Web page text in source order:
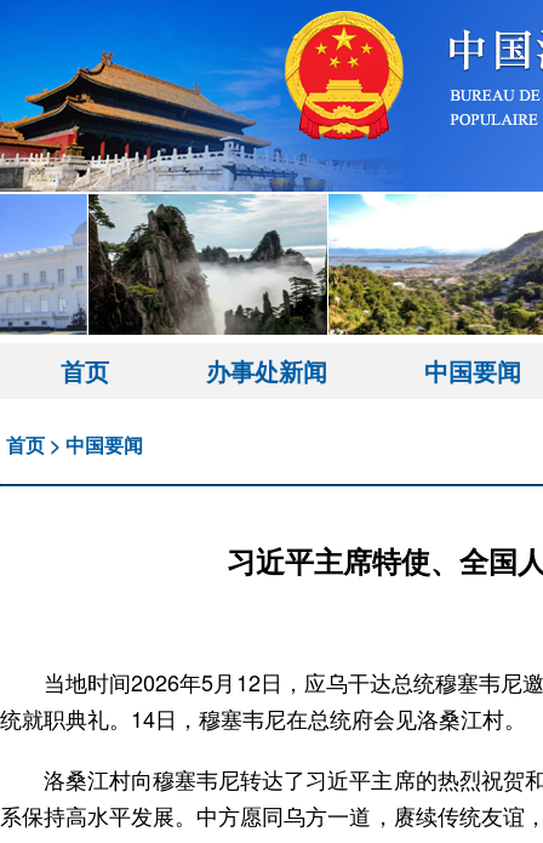
首页 办事处新闻 中国要闻
首页 > 中国要闻
习近平主席特使、全国
当地时间2026年5月12日，应乌干达总统穆塞韦尼
统就职典礼。14日，穆塞韦尼在总统府会见洛桑江村。
洛桑江村向穆塞韦尼转达了习近平主席的热烈祝贺
系保持高水平发展。中方愿同乌方一道，赓续传统友